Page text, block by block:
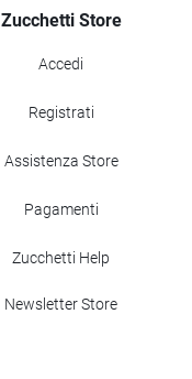
Zucchetti Store
Accedi
Registrati
Assistenza Store
Pagamenti
Zucchetti Help
Newsletter Store